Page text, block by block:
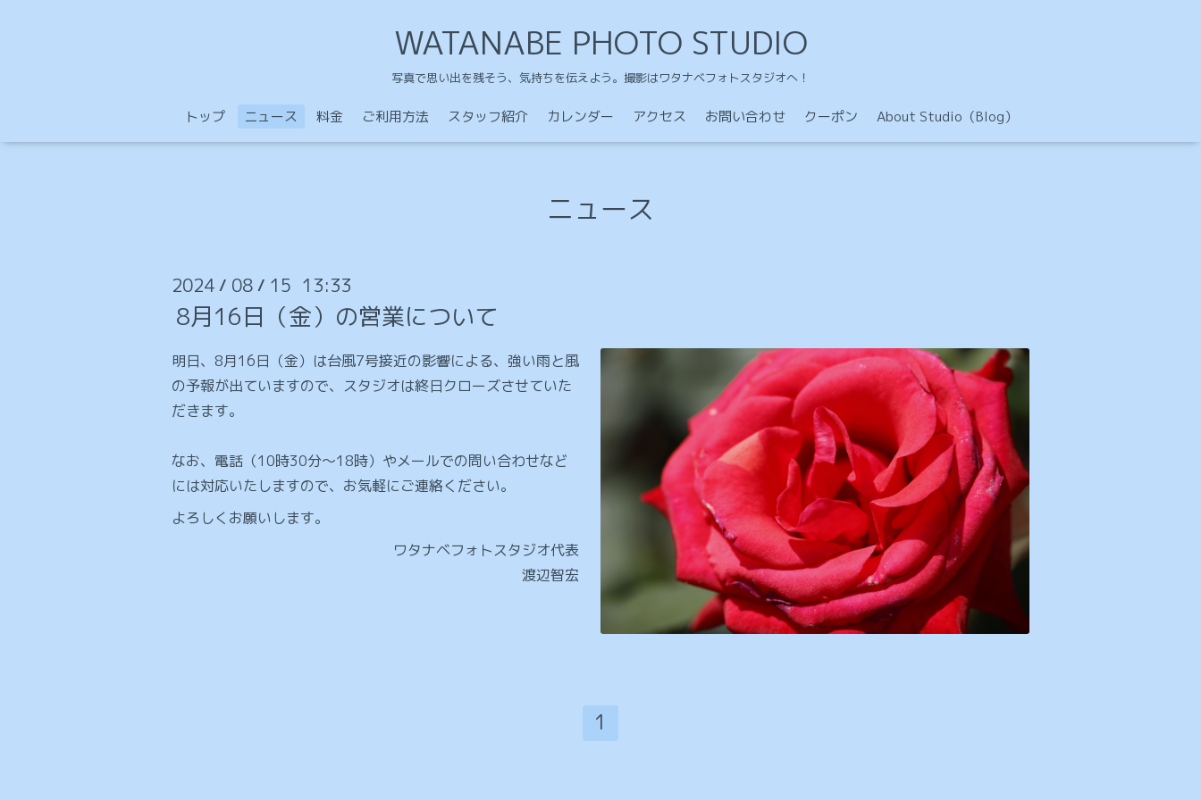
WATANABE PHOTO STUDIO
写真で思い出を残そう、気持ちを伝えよう。撮影はワタナベフォトスタジオへ！
トップ ニュース 料金 ご利用方法 スタッフ紹介 カレンダー アクセス お問い合わせ クーポン About Studio（Blog）
ニュース
2024 / 08 / 15 13:33
8月16日（金）の営業について
明日、8月16日（金）は台風7号接近の影響による、強い雨と風
の予報が出ていますので、スタジオは終日クローズさせていた
だきます。
なお、電話（10時30分〜18時）やメールでの問い合わせなど
には対応いたしますので、お気軽にご連絡ください。
よろしくお願いします。
ワタナベフォトスタジオ代表
渡辺智宏
1